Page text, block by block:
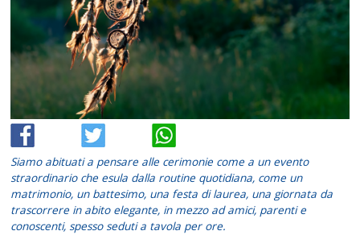
Siamo abituati a pensare alle cerimonie come a un evento
straordinario che esula dalla routine quotidiana, come un
matrimonio, un battesimo, una festa di laurea, una giornata da
trascorrere in abito elegante, in mezzo ad amici, parenti e
conoscenti, spesso seduti a tavola per ore.